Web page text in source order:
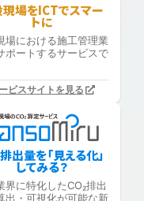
場をICTでスマー
トに
場における施工管理業
ポートするサービスで
ビスサイトを見る
出量を「見える化」
してみる？
界に特化したCO₂排出
出・可視化が可能な新